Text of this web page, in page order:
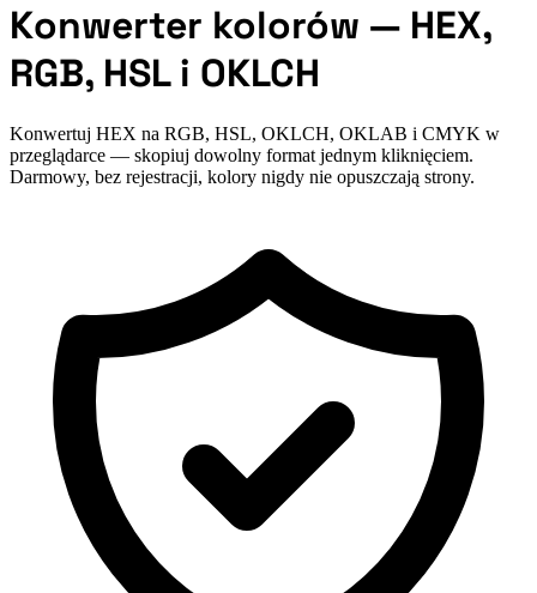
Konwerter kolorów — HEX,
RGB, HSL i OKLCH
Konwertuj HEX na RGB, HSL, OKLCH, OKLAB i CMYK w
przeglądarce — skopiuj dowolny format jednym kliknięciem.
Darmowy, bez rejestracji, kolory nigdy nie opuszczają strony.